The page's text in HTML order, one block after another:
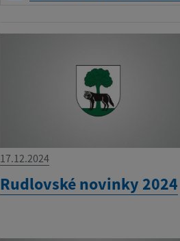
17.12.2024
Rudlovské novinky 2024